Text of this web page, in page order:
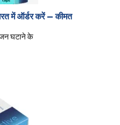
में ऑर्डर करें — कीमत
घटाने के